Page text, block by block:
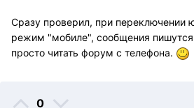
Сразу проверил, при переключении
режим "мобиле", сообщения
просто читать форум с телефона.
0